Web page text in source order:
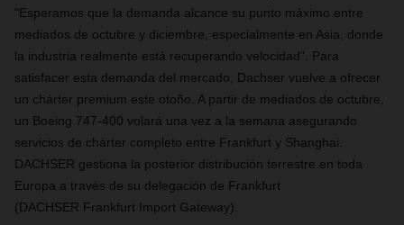
"Esperamos que la demanda alcance su punto máximo entre
mediados de octubre y diciembre, especialmente en Asia, donde
la industria realmente está recuperando velocidad". Para
satisfacer esta demanda del mercado, Dachser vuelve a ofrecer
un chárter premium este otoño. A partir de mediados de octubre,
un Boeing 747-400 volará una vez a la semana asegurando
servicios de chárter completo entre Frankfurt y Shanghai.
DACHSER gestiona la posterior distribución terrestre en toda
Europa a través de su delegación de Frankfurt
(DACHSER Frankfurt Import Gateway).